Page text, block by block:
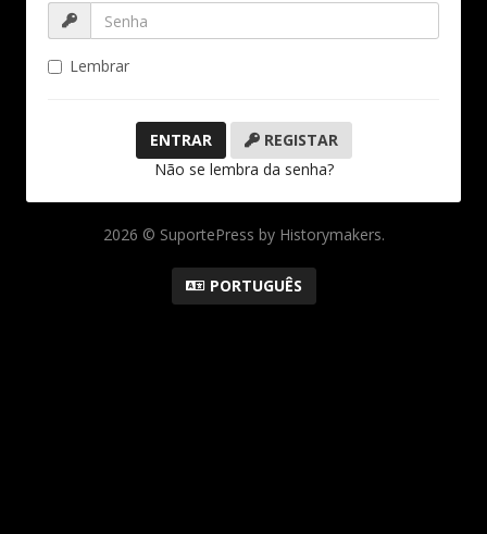
Lembrar
REGISTAR
Não se lembra da senha?
2026 © SuportePress by Historymakers.
PORTUGUÊS